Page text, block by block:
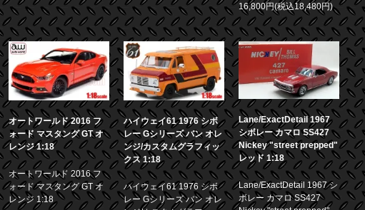
16,800円(税込18,480円)
オートワールド 2016 フ
ォード マスタング GT オ
レンジ 1:18
オートワールド 2016 フ
ォード マスタング GT オ
レンジ 1:18
ハイウェイ61 1976 シボ
レー Gシリーズ バン オレ
ンジ/カスタムグラフィッ
クス 1:18
ハイウェイ61 1976 シボ
レー Gシリーズ バン オレ
Lane/ExactDetail 1967
シボレー カマロ SS427
Nickey "street prepped"
レッド 1:18
Lane/ExactDetail 1967 シ
ボレー カマロ SS427